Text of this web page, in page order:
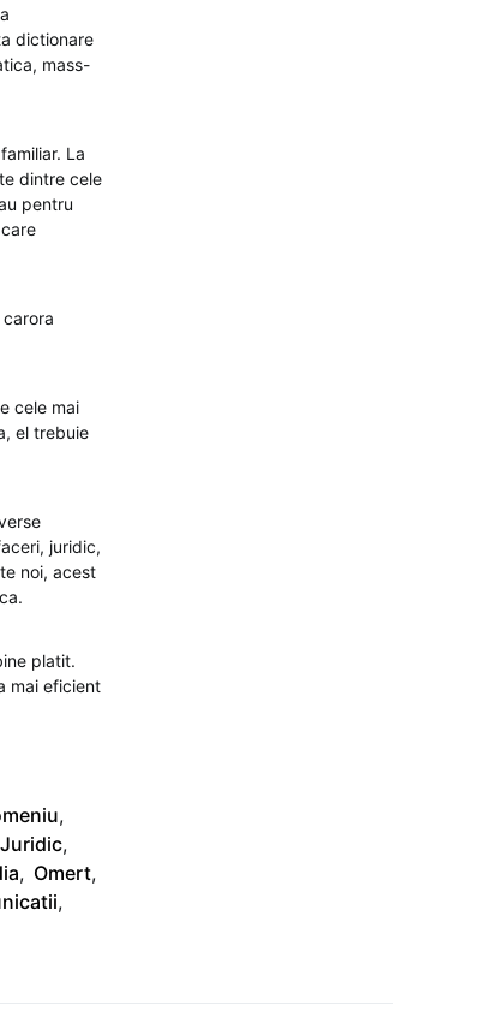
dictionare
mass-
La
dintre cele
pentru
cele mai
el trebuie
juridic,
noi, acest
platit.
mai eficient
,
Juridic,
, Omert,
,